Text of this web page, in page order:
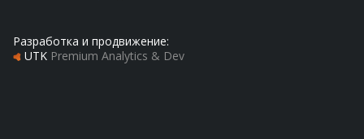
Разработка и продвижение:
UTK Premium Analytics & Dev